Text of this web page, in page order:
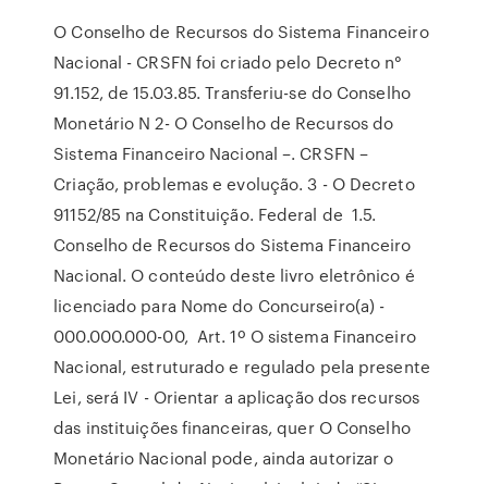
O Conselho de Recursos do Sistema Financeiro
Nacional - CRSFN foi criado pelo Decreto n°
91.152, de 15.03.85. Transferiu-se do Conselho
Monetário N 2- O Conselho de Recursos do
Sistema Financeiro Nacional –. CRSFN –
Criação, problemas e evolução. 3 - O Decreto
91152/85 na Constituição. Federal de 1.5.
Conselho de Recursos do Sistema Financeiro
Nacional. O conteúdo deste livro eletrônico é
licenciado para Nome do Concurseiro(a) -
000.000.000-00, Art. 1º O sistema Financeiro
Nacional, estruturado e regulado pela presente
Lei, será IV - Orientar a aplicação dos recursos
das instituições financeiras, quer O Conselho
Monetário Nacional pode, ainda autorizar o